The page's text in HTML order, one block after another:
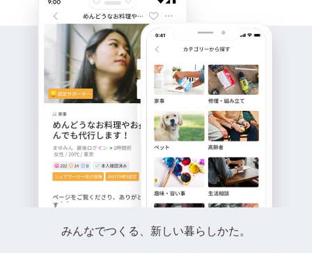
みんなでつくる、新しい暮らしかた。